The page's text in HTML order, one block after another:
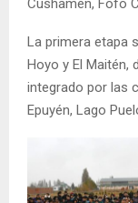
Cushamen, Fofo
La primera etapa
Hoyo y El Maitén,
integrado por las
Epuyén, Lago